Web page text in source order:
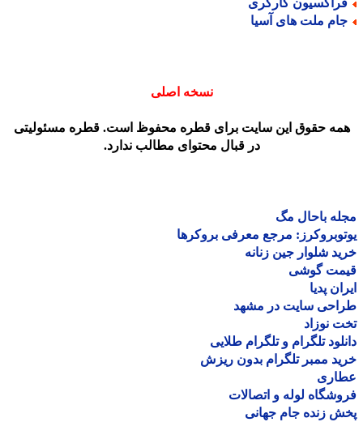
کارگری
ملت های آسیا
نسخه اصلی
حقوق این سایت برای قطره محفوظ است. قطره مسئولیتی
در قبال محتوای مطالب ندارد.
باحال مگ
مرجع معرفی بروکرها
شلوار جین زنانه
گوشی
پدیا
سایت در مشهد
نوزاد
تلگرام و تلگرام طلایی
ممبر تلگرام بدون ریزش
لوله و اتصالات
زنده جام جهانی